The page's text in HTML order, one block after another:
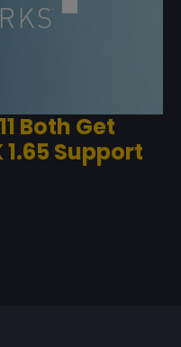
Both Get
Support